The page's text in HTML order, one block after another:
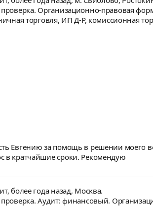
Организационно-правовая
торговля, ИП Д-Р, комиссионная
Евгению за помощь в решении моего
кратчайшие сроки. Рекомендую
более года назад, Москва.
проверка. Аудит: финансовый.